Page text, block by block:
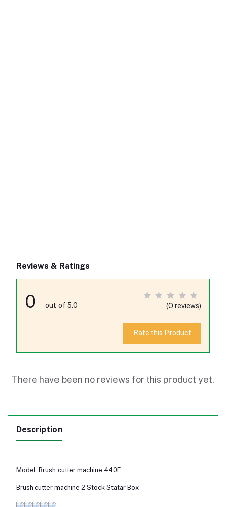
Reviews & Ratings
0 out of 5.0 (0 reviews)
Rate this Product
There have been no reviews for this product yet.
Description
Model: Brush cutter machine 440F
Brush cutter machine 2 Stock Statar Box